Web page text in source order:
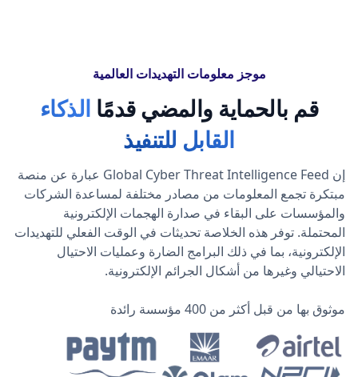
موجز معلومات التهديدات العالمية
قم بالحماية والمضي قدمًا الذكاء
القابل للتنفيذ
إن Global Cyber Threat Intelligence Feed عبارة عن منصة
مبتكرة تجمع المعلومات من مصادر مختلفة لمساعدة الشركات
والمؤسسات على البقاء في صدارة الهجمات الإلكترونية
المحتملة. توفر هذه الخلاصة تحديثات في الوقت الفعلي للتهديدات
الإلكترونية، بما في ذلك البرامج الضارة وعمليات الاحتيال
الاحتيالي وغيرها من أشكال الجرائم الإلكترونية.
موثوق بها من قبل أكثر من 400 مؤسسة رائدة